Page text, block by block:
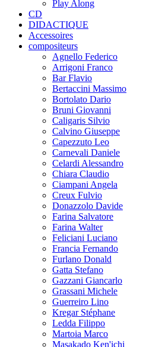
Play Along
CD
DIDACTIQUE
Accessoires
compositeurs
Agnello Federico
Arrigoni Franco
Bar Flavio
Bertaccini Massimo
Bortolato Dario
Bruni Giovanni
Caligaris Silvio
Calvino Giuseppe
Capezzuto Leo
Carnevali Daniele
Celardi Alessandro
Chiara Claudio
Ciampani Angela
Creux Fulvio
Donazzolo Davide
Farina Salvatore
Farina Walter
Feliciani Luciano
Francia Fernando
Furlano Donald
Gatta Stefano
Gazzani Giancarlo
Grassani Michele
Guerreiro Lino
Kregar Stéphane
Ledda Filippo
Martoia Marco
Masakado Ken'ichi